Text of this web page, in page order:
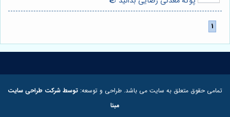
تمامی حقوق متعلق به سایت می باشد. طراحی و توسعه: توسط شرکت طراحی سایت
مبنا